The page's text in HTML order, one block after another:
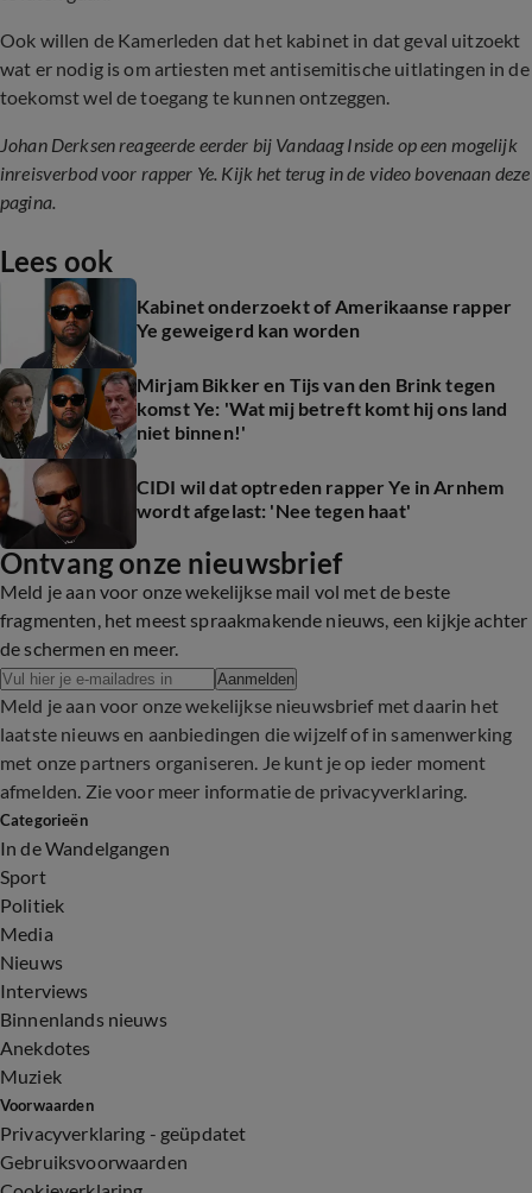
Ook willen de Kamerleden dat het kabinet in dat geval uitzoekt
wat er nodig is om artiesten met antisemitische uitlatingen in de
toekomst wel de toegang te kunnen ontzeggen.
Johan Derksen reageerde eerder bij Vandaag Inside op een mogelijk
inreisverbod voor rapper Ye. Kijk het terug in de video bovenaan deze
pagina.
Lees ook
Kabinet onderzoekt of Amerikaanse rapper
Ye geweigerd kan worden
Mirjam Bikker en Tijs van den Brink tegen
komst Ye: 'Wat mij betreft komt hij ons land
niet binnen!'
CIDI wil dat optreden rapper Ye in Arnhem
wordt afgelast: 'Nee tegen haat'
Ontvang onze nieuwsbrief
Meld je aan voor onze wekelijkse mail vol met de beste
fragmenten, het meest spraakmakende nieuws, een kijkje achter
de schermen en meer.
Aanmelden
Meld je aan voor onze wekelijkse nieuwsbrief met daarin het
laatste nieuws en aanbiedingen die wijzelf of in samenwerking
met onze partners organiseren. Je kunt je op ieder moment
afmelden. Zie voor meer informatie de privacyverklaring.
Categorieën
In de Wandelgangen
Sport
Politiek
Media
Nieuws
Interviews
Binnenlands nieuws
Anekdotes
Muziek
Voorwaarden
Privacyverklaring - geüpdatet
Gebruiksvoorwaarden